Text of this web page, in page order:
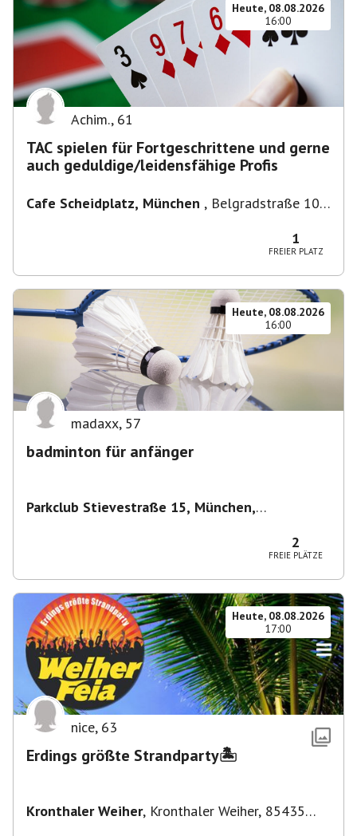
Heute, 08.08.2026
16:00
Achim., 61
TAC spielen für Fortgeschrittene und gerne
auch geduldige/leidensfähige Profis
Cafe Scheidplatz, München , Belgradstraße 104,
1
FREIER PLATZ
Heute, 08.08.2026
16:00
madaxx, 57
badminton für anfänger
Parkclub Stievestraße 15, München,
2
FREIE PLÄTZE
Heute, 08.08.2026
17:00
nice, 63
Erdings größte Strandparty🏝️
Kronthaler Weiher, Kronthaler Weiher, 85435